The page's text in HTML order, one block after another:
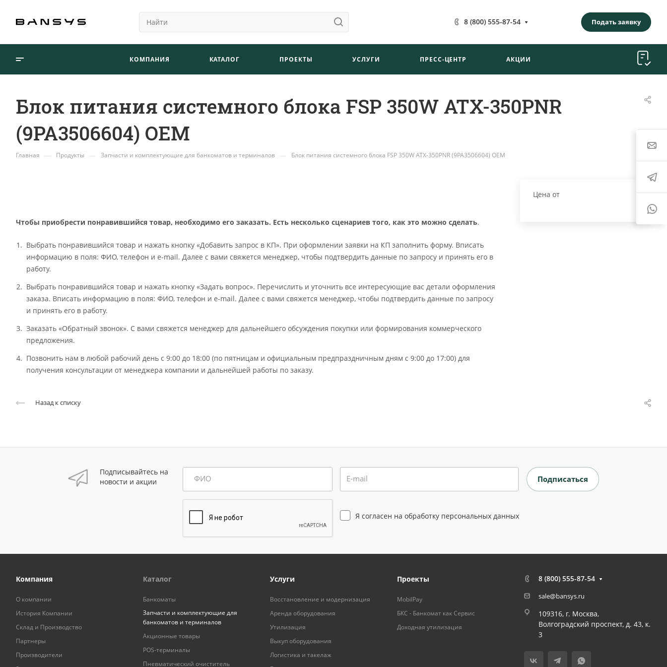
8 (800) 555-87-54 Подать заявку
КОМПАНИЯ КАТАЛОГ ПРОЕКТЫ УСЛУГИ ПРЕСС-ЦЕНТР АКЦИИ
Блок питания системного блока FSP 350W ATX-350PNR
(9PA3506604) OEM
Главная — Продукты — Запчасти и комплектующие для банкоматов и терминалов — Блок питания системного блока FSP 350W ATX-350PNR (9PA3506604) OEM
Цена от
Чтобы приобрести понравившийся товар, необходимо его заказать. Есть несколько сценариев того, как это можно сделать.
Выбрать понравившийся товар и нажать кнопку «Добавить запрос в КП». При оформлении заявки на КП заполнить форму. Вписать
информацию в поля: ФИО, телефон и e-mail. Далее с вами свяжется менеджер, чтобы подтвердить данные по запросу и принять его в
работу.
Выбрать понравившийся товар и нажать кнопку «Задать вопрос». Перечислить и уточнить все интересующие вас детали оформления
заказа. Вписать информацию в поля: ФИО, телефон и e-mail. Далее с вами свяжется менеджер, чтобы подтвердить данные по запросу
и принять его в работу.
Заказать «Обратный звонок». С вами свяжется менеджер для дальнейшего обсуждения покупки или формирования коммерческого
предложения.
Позвонить нам в любой рабочий день с 9:00 до 18:00 (по пятницам и официальным предпраздничным дням с 9:00 до 17:00) для
получения консультации от менеджера компании и дальнейшей работы по заказу.
Назад к списку
Подписывайтесь на
новости и акции
ФИО E-mail
Я согласен на обработку персональных данных
Компания
О компании
История Компании
Склад и Производство
Партнеры
Производители
Каталог
Банкоматы
Запчасти и комплектующие для
банкоматов и терминалов
Акционные товары
POS-терминалы
Пневматический очиститель
Услуги
Восстановление и модернизация
Аренда оборудования
Утилизация
Выкуп оборудования
Логистика и такелаж
Проекты
MobilPay
БКС - Банкомат как Сервис
Доходная утилизация
8 (800) 555-87-54
sale@bansys.ru
109316, г. Москва,
Волгоградский проспект, д. 43, к.
3